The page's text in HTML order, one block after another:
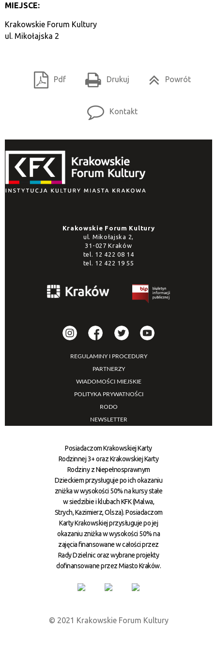
MIEJSCE:
Krakowskie Forum Kultury
ul. Mikołajska 2
Pdf Drukuj Powrót
Kontakt
Krakowskie Forum Kultury
ul. Mikołajska 2,
31-027 Kraków
tel. 12 422 08 14
tel. 12 422 19 55
REGULAMINY I PROCEDURY
PARTNERZY
WIADOMOŚCI MIEJSKIE
POLITYKA PRYWATNOŚCI
RODO
NEWSLETTER
Posiadaczom Krakowskiej Karty
Rodzinnej 3+ oraz Krakowskiej Karty
Rodziny z Niepełnosprawnym
Dzieckiem przysługuje po ich okazaniu
zniżka w wysokości 50% na kursy stałe
w siedzibie i klubach KFK (Malwa,
Strych, Kazimierz, Olsza). Posiadaczom
Karty Krakowskiej przysługuje po jej
okazaniu zniżka w wysokości 50% na
zajęcia finansowane w całości przez
Rady Dzielnic oraz wybrane projekty
dofinansowane przez Miasto Kraków.
© 2021 Krakowskie Forum Kultury